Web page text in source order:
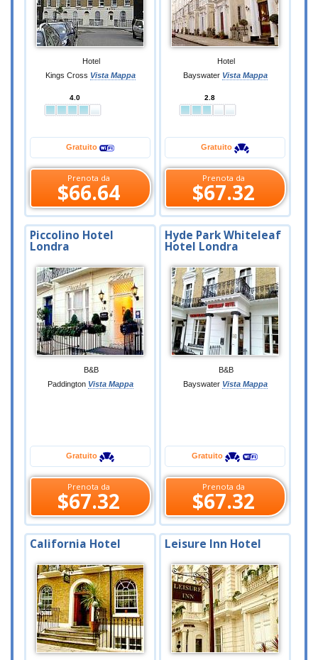
Hotel
Kings Cross Vista Mappa
4.0
Gratuito
Prenota da
$66.64
Hotel
Bayswater Vista Mappa
2.8
Gratuito
Prenota da
$67.32
Piccolino Hotel
Londra
B&B
Paddington Vista Mappa
Gratuito
Prenota da
$67.32
Hyde Park Whiteleaf
Hotel Londra
B&B
Bayswater Vista Mappa
Gratuito
Prenota da
$67.32
California Hotel Leisure Inn Hotel